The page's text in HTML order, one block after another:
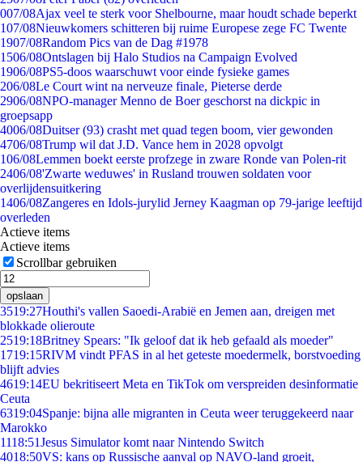
007/08Ajax veel te sterk voor Shelbourne, maar houdt schade beperkt
107/08Nieuwkomers schitteren bij ruime Europese zege FC Twente
1907/08Random Pics van de Dag #1978
1506/08Ontslagen bij Halo Studios na Campaign Evolved
1906/08PS5-doos waarschuwt voor einde fysieke games
206/08Le Court wint na nerveuze finale, Pieterse derde
2906/08NPO-manager Menno de Boer geschorst na dickpic in
groepsapp
4006/08Duitser (93) crasht met quad tegen boom, vier gewonden
4706/08Trump wil dat J.D. Vance hem in 2028 opvolgt
106/08Lemmen boekt eerste profzege in zware Ronde van Polen-rit
2406/08'Zwarte weduwes' in Rusland trouwen soldaten voor
overlijdensuitkering
1406/08Zangeres en Idols-jurylid Jerney Kaagman op 79-jarige leeftijd
overleden
Actieve items
Actieve items
Scrollbar gebruiken
opslaan
3519:27Houthi's vallen Saoedi-Arabië en Jemen aan, dreigen met
blokkade olieroute
2519:18Britney Spears: "Ik geloof dat ik heb gefaald als moeder"
1719:15RIVM vindt PFAS in al het geteste moedermelk, borstvoeding
blijft advies
4619:14EU bekritiseert Meta en TikTok om verspreiden desinformatie
Ceuta
6319:04Spanje: bijna alle migranten in Ceuta weer teruggekeerd naar
Marokko
1118:51Jesus Simulator komt naar Nintendo Switch
4018:50VS: kans op Russische aanval op NAVO-land groeit,